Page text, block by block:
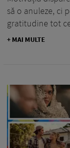
să o anuleze, ci
gratitudine tot
+ MAI MULTE